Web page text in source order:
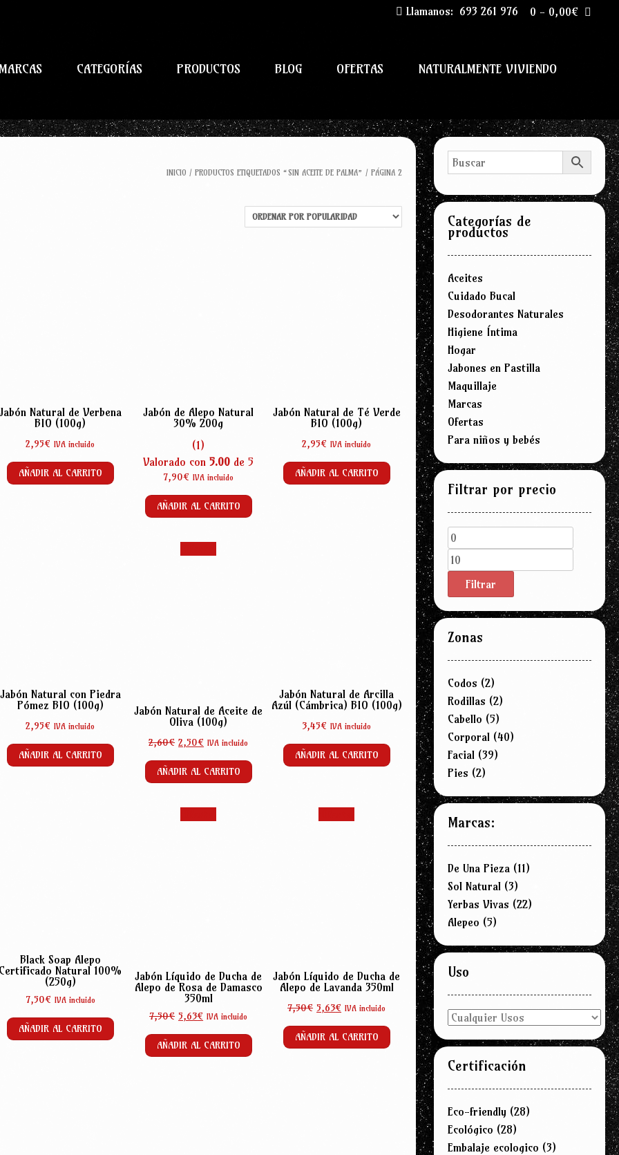
Llamanos: 693 261 976 0 - 0,00€
CATEGORÍAS PRODUCTOS BLOG OFERTAS NATURALMENTE VIVIENDO
INICIO /PRODUCTOS ETIQUETADOS “SIN ACEITE DE PALMA” / PÁGINA 2
Natural de Verbena
BIO (100g)
2,95€ IVA incluido
AÑADIR AL CARRITO
Jabón de Alepo Natural
30% 200g
(1)
Valorado con5.00 de 5
7,90€ IVA incluido
AÑADIR AL CARRITO
Jabón Natural de Té Verde
BIO (100g)
2,95€ IVA incluido
AÑADIR AL CARRITO
Jabón Natural con Piedra
Pómez BIO (100g)
2,95€ IVA incluido
AÑADIR AL CARRITO
Jabón Natural de Aceite de
Oliva (100g)
2,60€ El
original
era:
2,50€ El
actual
es:
IVA incluido
AÑADIR AL CARRITO
Jabón Natural de Arcilla
Azúl (Cámbrica) BIO (100g)
3,45€ IVA incluido
AÑADIR AL CARRITO
Black Soap Alepo
Certificado Natural 100%
(250g)
7,50€ IVA incluido
AÑADIR AL CARRITO
Jabón Líquido de Ducha de
Alepo de Rosa de Damasco
350ml
7,50€ El
original
era:
5,63€ El
actual
es:
IVA incluido
AÑADIR AL CARRITO
Jabón Líquido de Ducha de
Alepo de Lavanda 350ml
7,50€ El
original
era:
5,63€ El
actual
es:
IVA incluido
AÑADIR AL CARRITO
Categorías de
productos
Aceites
Cuidado Bucal
Desodorantes Naturales
Higiene Íntima
Hogar
Jabones en Pastilla
Maquillaje
Marcas
Ofertas
Para niños y bebés
Filtrar por precio
Precio
mínimo
máximo
Filtrar
Zonas
Codos (2)
Rodillas (2)
Cabello (5)
Corporal (40)
Facial (39)
Pies (2)
Marcas:
De Una Pieza (11)
Sol Natural (3)
Yerbas Vivas (22)
Alepeo (5)
Uso
Certificación
Eco-friendly (28)
Ecológico (28)
Embalaje ecologico (3)